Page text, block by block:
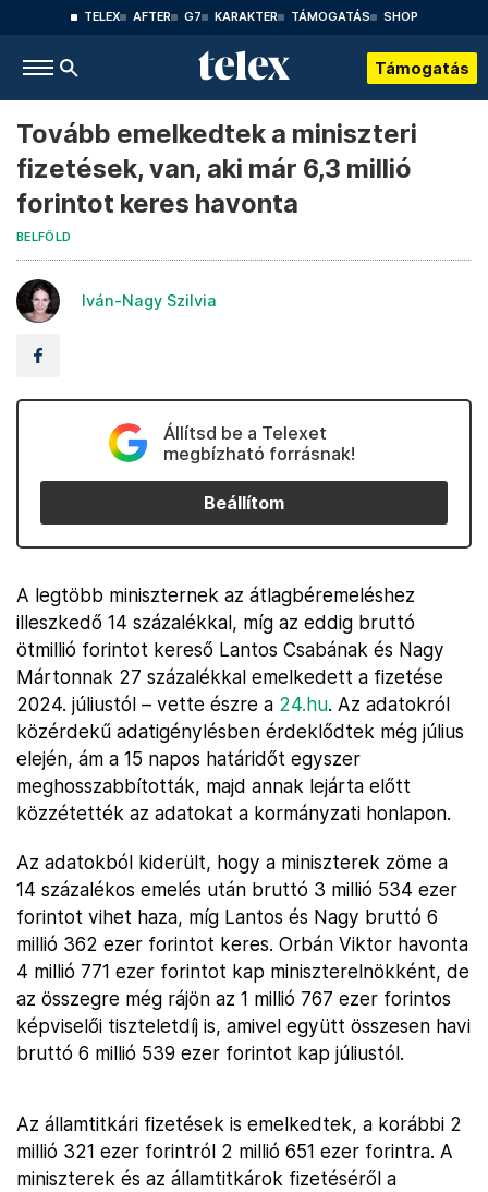
TELEX AFTER G7 KARAKTER TÁMOGATÁS SHOP
Támogatás
Tovább emelkedtek a miniszteri
fizetések, van, aki már 6,3 millió
forintot keres havonta
BELFÖLD
Iván-Nagy Szilvia
Állítsd be a Telexet
megbízható forrásnak!
Beállítom
A legtöbb miniszternek az átlagbéremeléshez
illeszkedő 14 százalékkal, míg az eddig bruttó
ötmillió forintot kereső Lantos Csabának és Nagy
Mártonnak 27 százalékkal emelkedett a fizetése
2024. júliustól – vette észre a 24.hu. Az adatokról
közérdekű adatigénylésben érdeklődtek még július
elején, ám a 15 napos határidőt egyszer
meghosszabbították, majd annak lejárta előtt
közzétették az adatokat a kormányzati honlapon.
Az adatokból kiderült, hogy a miniszterek zöme a
14 százalékos emelés után bruttó 3 millió 534 ezer
forintot vihet haza, míg Lantos és Nagy bruttó 6
millió 362 ezer forintot keres. Orbán Viktor havonta
4 millió 771 ezer forintot kap miniszterelnökként, de
az összegre még rájön az 1 millió 767 ezer forintos
képviselői tiszteletdíj is, amivel együtt összesen havi
bruttó 6 millió 539 ezer forintot kap júliustól.
Az államtitkári fizetések is emelkedtek, a korábbi 2
millió 321 ezer forintról 2 millió 651 ezer forintra. A
miniszterek és az államtitkárok fizetéséről a